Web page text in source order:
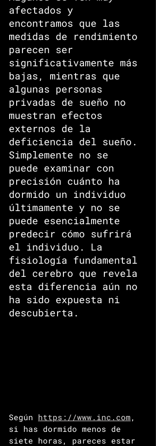
afectados y
encontramos que las
medidas de rendimiento
parecen ser
significativamente más
bajas, mientras que
algunas personas
privadas de sueño no
muestran efectos
externos de la
deficiencia del sueño.
Simplemente no se
puede examinar con
precisión cuánto ha
dormido un individuo
últimamente y no se
puede esencialmente
predecir cómo sufrirá
el individuo. La
fisiología fundamental
del cerebro que revela
esta diferencia aún no
ha sido expuesta ni
descubierta.
Según https://www.inc.com,
si has dormido menos de
siete horas, pareces estar